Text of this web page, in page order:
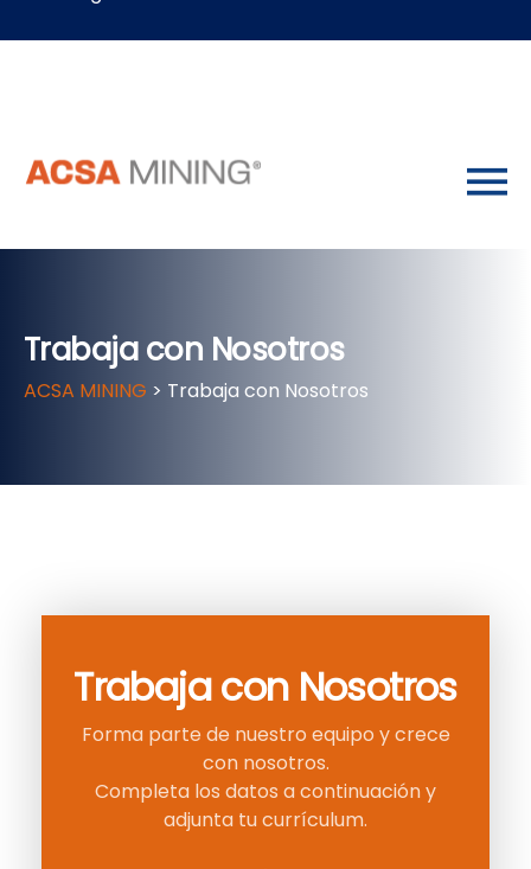
Trabaja con Nosotros
ACSA MINING > Trabaja con Nosotros
Trabaja con Nosotros
Forma parte de nuestro equipo y crece
con nosotros.
Completa los datos a continuación y
adjunta tu currículum.